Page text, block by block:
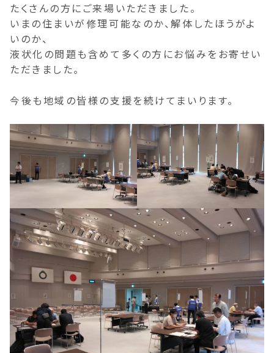
たくさんの方にご来場いただきました。
いまの住まいが修理可能なのか、解体したほうがよ
いのか、
液状化の問題も含めて多くの方にお悩みをお寄せい
ただきました。
今後も地域の皆様の支援を続けてまいります。